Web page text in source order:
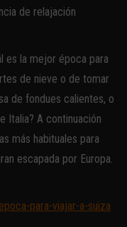
de relajación
es la mejor época para
de nieve o de tomar
de fondues calientes, o
Italia? A continuación
más habituales para
escapada por Europa.
para-viajar-a-suiza